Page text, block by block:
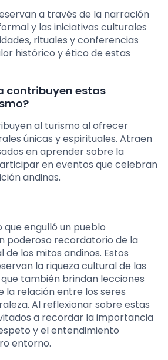
a través de la narración
y las iniciativas culturales
rituales y conferencias
histórico y ético de estas
contribuyen estas
al turismo al ofrecer
únicas y espirituales. Atraen
en aprender sobre la
en eventos que celebran
andinas.
que engulló un pueblo
poderoso recordatorio de la
los mitos andinos. Estos
la riqueza cultural de las
también brindan lecciones
la relación entre los seres
Al reflexionar sobre estas
a recordar la importancia
y el entendimiento
entorno.